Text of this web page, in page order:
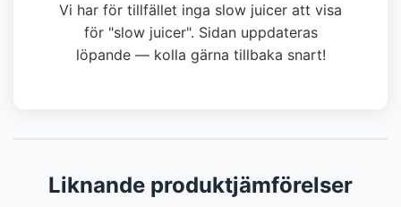
Vi har för tillfället inga slow juicer att visa
för "slow juicer". Sidan uppdateras
löpande — kolla gärna tillbaka snart!
Liknande produktjämförelser